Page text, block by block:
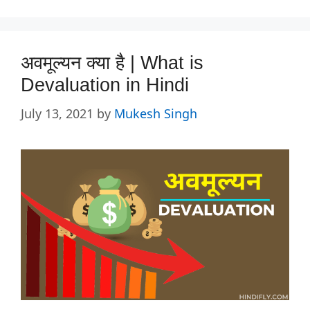
अवमूल्यन क्या है | What is
Devaluation in Hindi
July 13, 2021 by Mukesh Singh